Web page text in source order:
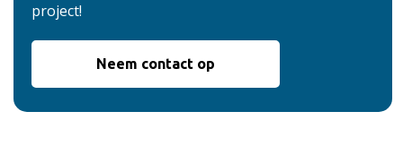
project!
Neem contact op